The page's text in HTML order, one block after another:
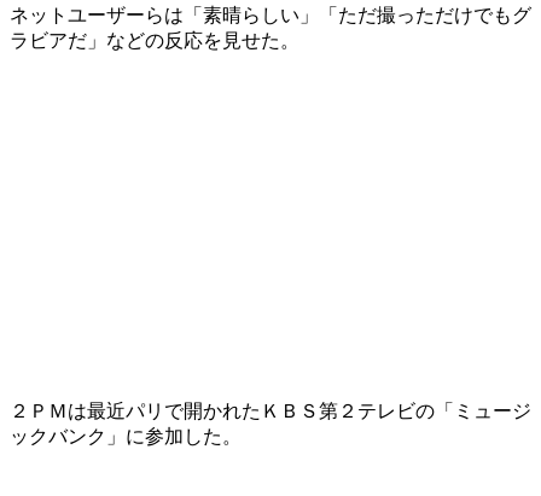
ネットユーザーらは「素晴らしい」「ただ撮っただけでもグ
ラビアだ」などの反応を見せた。
２ＰＭは最近パリで開かれたＫＢＳ第２テレビの「ミュージ
ックバンク」に参加した。